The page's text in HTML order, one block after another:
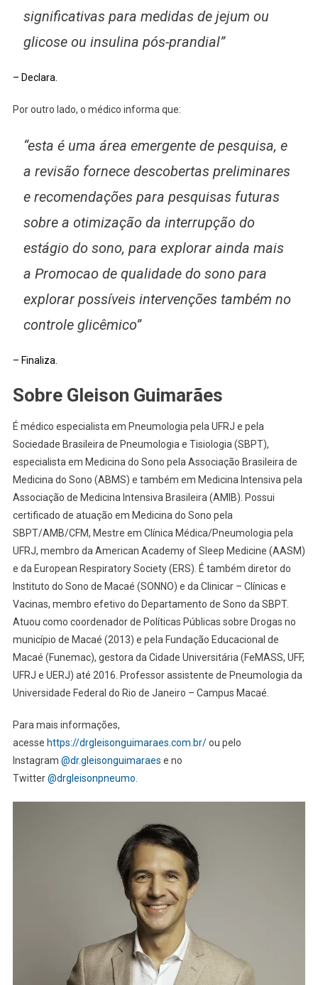
significativas para medidas de jejum ou
glicose ou insulina pós-prandial”
– Declara.
Por outro lado, o médico informa que:
“esta é uma área emergente de pesquisa, e
a revisão fornece descobertas preliminares
e recomendações para pesquisas futuras
sobre a otimização da interrupção do
estágio do sono, para explorar ainda mais
a Promocao de qualidade do sono para
explorar possíveis intervenções também no
controle glicêmico”
– Finaliza.
Sobre Gleison Guimarães
É médico especialista em Pneumologia pela UFRJ e pela
Sociedade Brasileira de Pneumologia e Tisiologia (SBPT),
especialista em Medicina do Sono pela Associação Brasileira de
Medicina do Sono (ABMS) e também em Medicina Intensiva pela
Associação de Medicina Intensiva Brasileira (AMIB). Possui
certificado de atuação em Medicina do Sono pela
SBPT/AMB/CFM, Mestre em Clínica Médica/Pneumologia pela
UFRJ, membro da American Academy of Sleep Medicine (AASM)
e da European Respiratory Society (ERS). É também diretor do
Instituto do Sono de Macaé (SONNO) e da Clinicar – Clínicas e
Vacinas, membro efetivo do Departamento de Sono da SBPT.
Atuou como coordenador de Políticas Públicas sobre Drogas no
município de Macaé (2013) e pela Fundação Educacional de
Macaé (Funemac), gestora da Cidade Universitária (FeMASS, UFF,
UFRJ e UERJ) até 2016. Professor assistente de Pneumologia da
Universidade Federal do Rio de Janeiro – Campus Macaé.
Para mais informações,
acesse https://drgleisonguimaraes.com.br/ou pelo
Instagram @dr.gleisonguimaraes e no
Twitter@drgleisonpneumo